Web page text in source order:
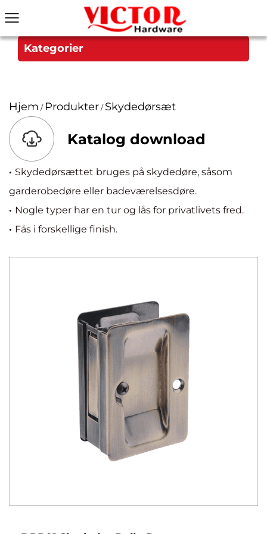
Kategorier
Hjem / Produkter / Skydedørsæt
Katalog download
· Skydedørsættet bruges på skydedøre, såsom
garderobedøre eller badeværelsesdøre.
· Nogle typer har en tur og lås for privatlivets fred.
· Fås i forskellige finish.